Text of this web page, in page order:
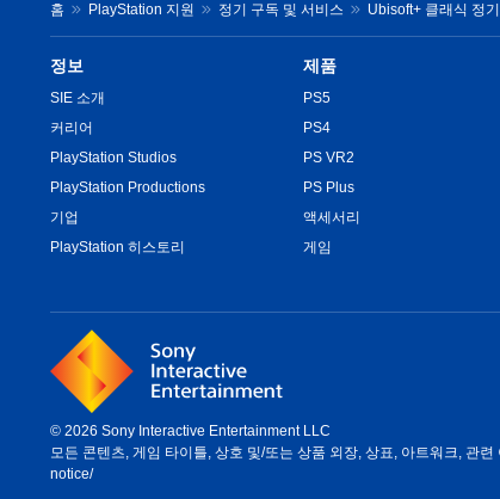
홈 PlayStation 지원 정기 구독 및 서비스 Ubisoft+ 클래식 정
정보
SIE 소개
커리어
PlayStation Studios
PlayStation Productions
기업
PlayStation 히스토리
제품
PS5
PS4
PS VR2
PS Plus
액세서리
게임
© 2026 Sony Interactive Entertainment LLC
모든 콘텐츠, 게임 타이틀, 상호 및/또는 상품 외장, 상표, 아트워크, 관
notice/